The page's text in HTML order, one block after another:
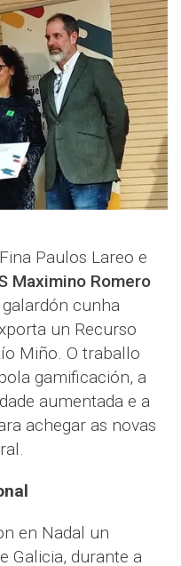
Paulos Lareo e
Maximino Romero
cunha
un Recurso
Miño. O traballo
gamificación, a
aumentada e a
achegar as novas
en Nadal un
Galicia, durante a